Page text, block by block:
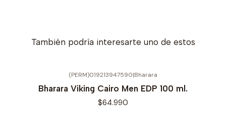
También podría interesarte uno de estos
(PERM)019213947590|Bharara
Bharara Viking Cairo Men EDP 100 ml.
$64.990